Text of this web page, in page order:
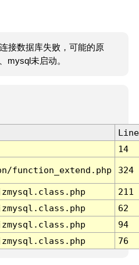
接数据库失败，可能的原
mysql未启动。
Line
14
function_extend.php 324
211
62
94
76